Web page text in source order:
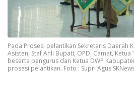
Pada Prosesi pelantikan Sekretaris Daerah
Asisten, Staf Ahli Bupati, OPD, Camat, Ketua
beserta pengurus dan Ketua DWP
prosesi pelantikan. Foto : Supri Agus